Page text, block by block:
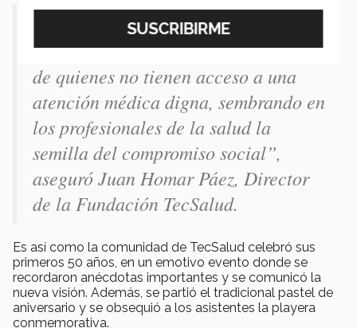
“Estamos enfocando nuestros
programas para ponerlos al alcance
de quienes no tienen acceso a una
atención médica digna, sembrando en
los profesionales de la salud la
semilla del compromiso social”,
aseguró Juan Homar Páez, Director
de la Fundación TecSalud.
Es así como la comunidad de TecSalud celebró sus
primeros 50 años, en un emotivo evento donde se
recordaron anécdotas importantes y se comunicó la
nueva visión. Además, se partió el tradicional pastel de
aniversario y se obsequió a los asistentes la playera
conmemorativa.